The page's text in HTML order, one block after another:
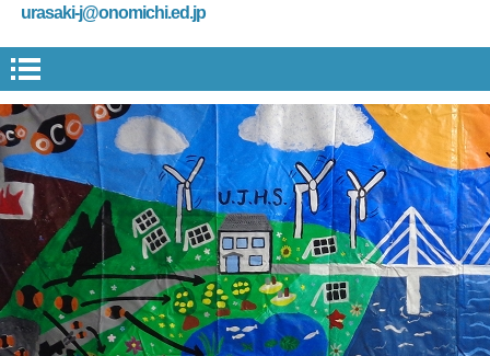
urasaki-j@onomichi.ed.jp